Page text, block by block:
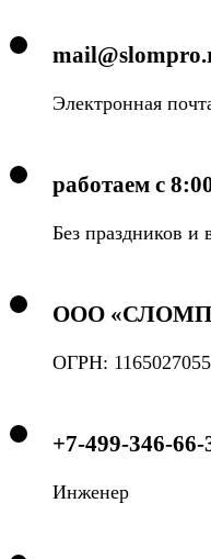
Электронная
работаем с
Без праздников и
ООО
ОГРН:
+7-499-346-66-
Инженер